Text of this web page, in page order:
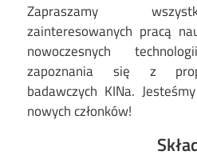
Zapraszamy
zainteresowanych pracą
nowoczesnych
zapoznania się z
badawczych KINa.
nowych członków!